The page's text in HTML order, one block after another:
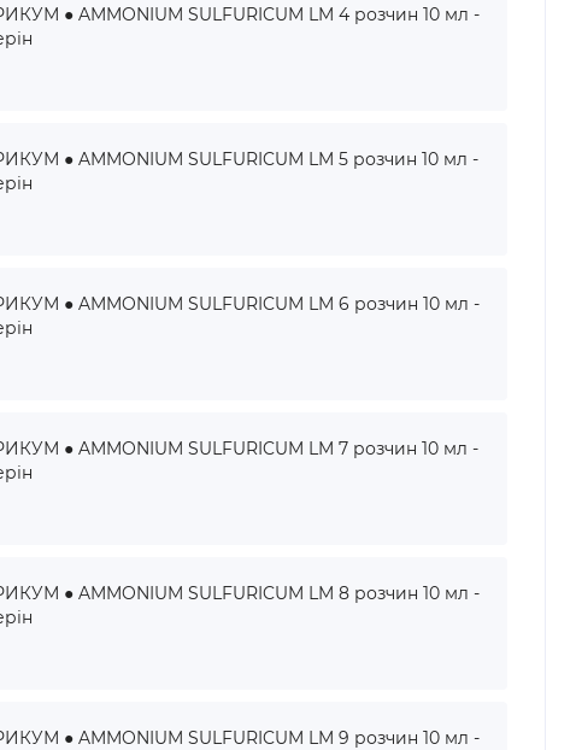
● AMMONIUM SULFURICUM LM 4 розчин 10 мл -
● AMMONIUM SULFURICUM LM 5 розчин 10 мл -
● AMMONIUM SULFURICUM LM 6 розчин 10 мл -
● AMMONIUM SULFURICUM LM 7 розчин 10 мл -
● AMMONIUM SULFURICUM LM 8 розчин 10 мл -
● AMMONIUM SULFURICUM LM 9 розчин 10 мл -